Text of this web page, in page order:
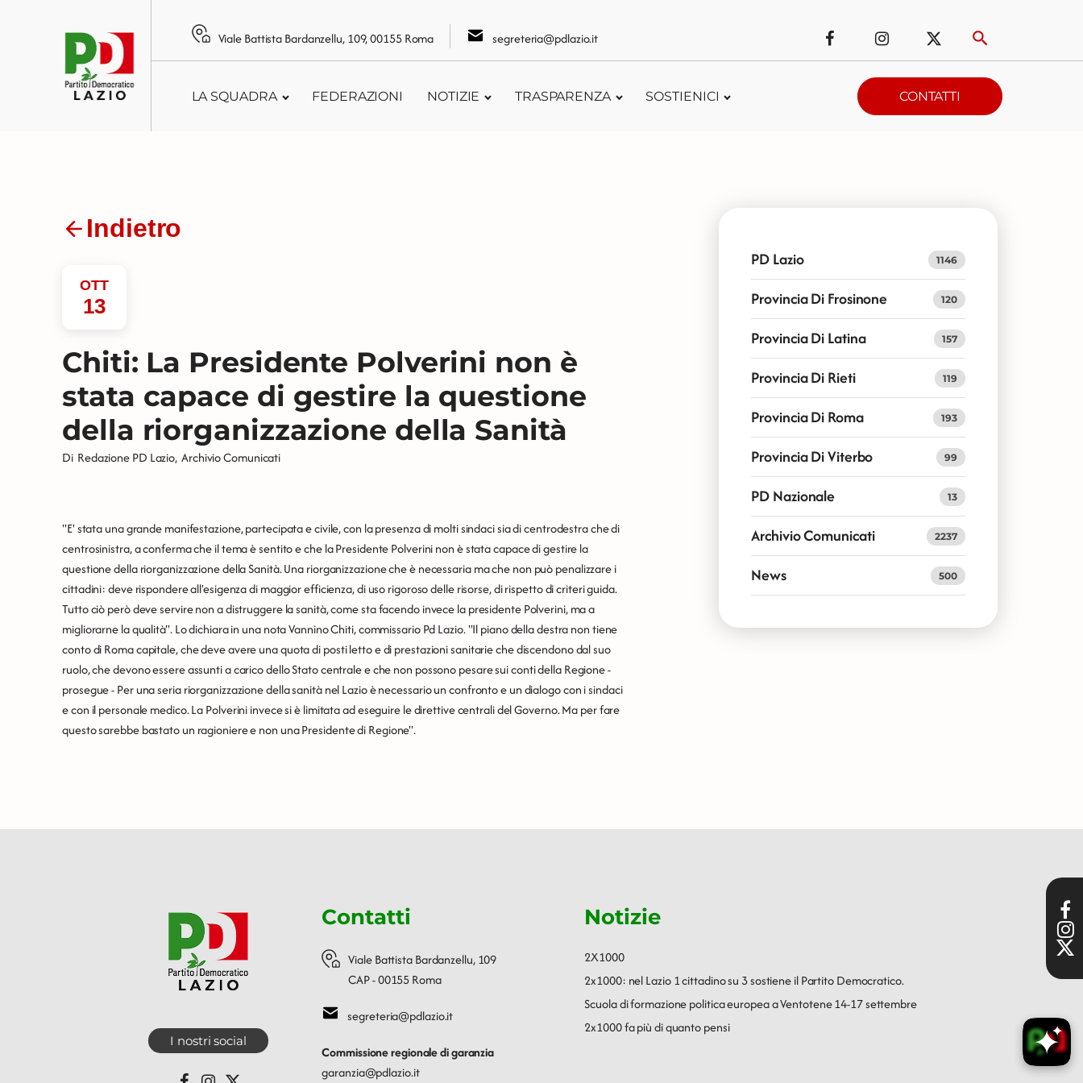
Viale Battista Bardanzellu, 109, 00155 Roma segreteria@pdlazio.it
LA SQUADRA FEDERAZIONI NOTIZIE TRASPARENZA SOSTIENICI CONTATTI
Indietro
OTT
13
Chiti: La Presidente Polverini non è
stata capace di gestire la questione
della riorganizzazione della Sanità
Di Redazione PD Lazio, Archivio Comunicati
''E' stata una grande manifestazione, partecipata e civile, con la presenza di molti sindaci sia di centrodestra che di
centrosinistra, a conferma che il tema è sentito e che la Presidente Polverini non è stata capace di gestire la
questione della riorganizzazione della Sanità. Una riorganizzazione che è necessaria ma che non può penalizzare i
cittadini: deve rispondere all'esigenza di maggior efficienza, di uso rigoroso delle risorse, di rispetto di criteri guida.
Tutto ciò però deve servire non a distruggere la sanità, come sta facendo invece la presidente Polverini, ma a
migliorarne la qualità". Lo dichiara in una nota Vannino Chiti, commissario Pd Lazio. "Il piano della destra non tiene
conto di Roma capitale, che deve avere una quota di posti letto e di prestazioni sanitarie che discendono dal suo
ruolo, che devono essere assunti a carico dello Stato centrale e che non possono pesare sui conti della Regione -
prosegue - Per una seria riorganizzazione della sanità nel Lazio è necessario un confronto e un dialogo con i sindaci
e con il personale medico. La Polverini invece si è limitata ad eseguire le direttive centrali del Governo. Ma per fare
questo sarebbe bastato un ragioniere e non una Presidente di Regione''.
PD Lazio 1146
Provincia Di Frosinone 120
Provincia Di Latina 157
Provincia Di Rieti 119
Provincia Di Roma 193
Provincia Di Viterbo 99
PD Nazionale 13
Archivio Comunicati 2237
News 500
I nostri social
Contatti
Viale Battista Bardanzellu, 109
CAP - 00155 Roma
segreteria@pdlazio.it
Commissione regionale di garanzia
garanzia@pdlazio.it
Notizie
2X1000
2x1000: nel Lazio 1 cittadino su 3 sostiene il Partito Democratico.
Scuola di formazione politica europea a Ventotene 14-17 settembre
2x1000 fa più di quanto pensi